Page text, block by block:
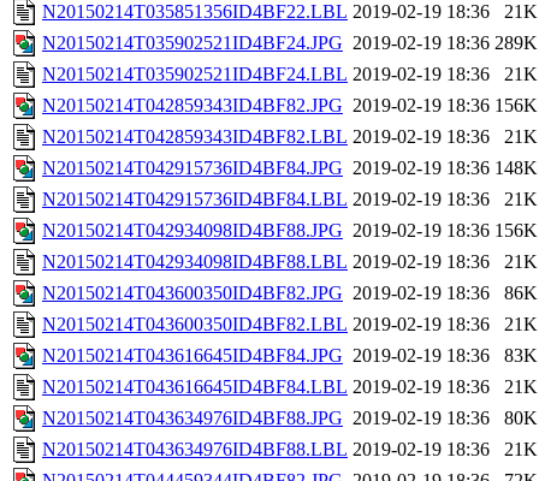
N20150214T035851356ID4BF22.LBL 2019-02-19 18:36
21K
N20150214T035902521ID4BF24.JPG 2019-02-19 18:36 289K
N20150214T035902521ID4BF24.LBL 2019-02-19 18:36
21K
N20150214T042859343ID4BF82.JPG 2019-02-19 18:36 156K
N20150214T042859343ID4BF82.LBL 2019-02-19 18:36
21K
N20150214T042915736ID4BF84.JPG 2019-02-19 18:36 148K
N20150214T042915736ID4BF84.LBL 2019-02-19 18:36
21K
N20150214T042934098ID4BF88.JPG 2019-02-19 18:36 156K
N20150214T042934098ID4BF88.LBL 2019-02-19 18:36
21K
N20150214T043600350ID4BF82.JPG 2019-02-19 18:36
86K
N20150214T043600350ID4BF82.LBL 2019-02-19 18:36
21K
N20150214T043616645ID4BF84.JPG 2019-02-19 18:36
83K
N20150214T043616645ID4BF84.LBL 2019-02-19 18:36
21K
N20150214T043634976ID4BF88.JPG 2019-02-19 18:36
80K
N20150214T043634976ID4BF88.LBL 2019-02-19 18:36
21K